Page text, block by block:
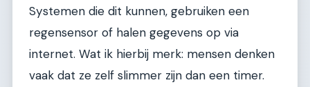
Systemen die dit kunnen, gebruiken een
regensensor of halen gegevens op via
internet. Wat ik hierbij merk: mensen denken
vaak dat ze zelf slimmer zijn dan een timer.